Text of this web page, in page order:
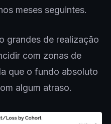
meses seguintes.
grandes de realização
com zonas de
que o fundo absoluto
algum atraso.